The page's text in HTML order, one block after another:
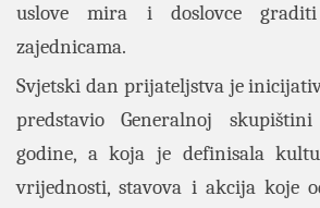
uslove mira i doslovce
zajednicama.
Svjetski dan prijateljstva je
predstavio Generalnoj
godine, a koja je definisala
vrijednosti, stavova i akcija koje